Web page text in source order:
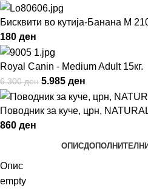
Бисквити во кутија-Банана M
180 ден
Royal Canin - Medium Adult 15кг.
6.300ден 5.985 ден
Поводник за куче, црн,
860 ден
ОПИС
Опис
empty